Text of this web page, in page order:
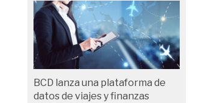
BCD lanza una plataforma de
datos de viajes y finanzas